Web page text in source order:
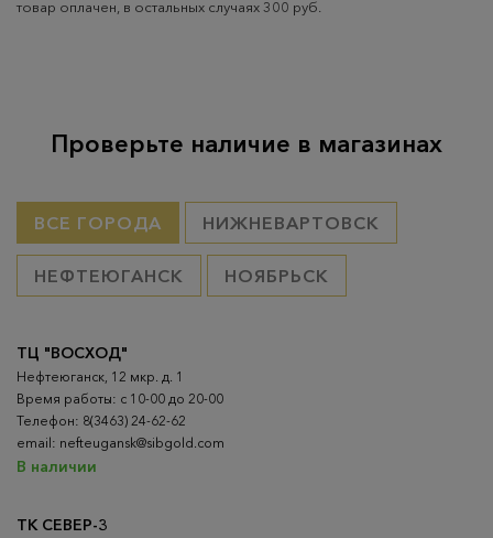
товар оплачен, в остальных случаях 300 руб.
Проверьте наличие в магазинах
ВСЕ ГОРОДА НИЖНЕВАРТОВСК
НЕФТЕЮГАНСК НОЯБРЬСК
ТК СЕВЕР-3
ТЦ "ВОСХОД"
Нефтеюганск, 12 мкр. д. 1
Время работы: с 10-00 до 20-00
Телефон: 8(3463) 24-62-62
email: nefteugansk@sibgold.com
В наличии